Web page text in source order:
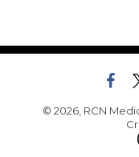
© 2026, RCN